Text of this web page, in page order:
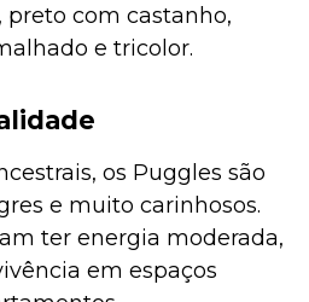
preto com castanho,
e tricolor.
os Puggles são
e muito carinhosos.
ter energia moderada,
em espaços